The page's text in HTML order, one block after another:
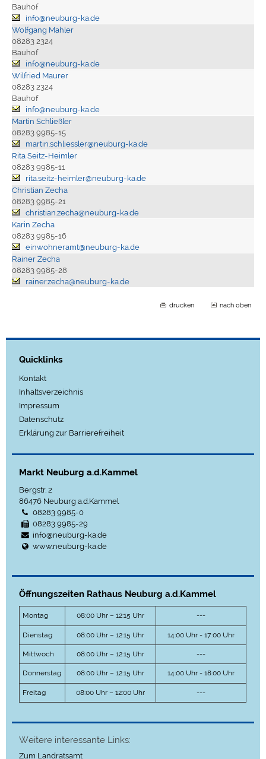
Bauhof
info@neuburg-ka.de
Wolfgang Mahler
08283 2324
Bauhof
info@neuburg-ka.de
Wilfried Maurer
08283 2324
Bauhof
info@neuburg-ka.de
Martin Schließler
08283 9985-15
martin.schliessler@neuburg-ka.de
Rita Seitz-Heimler
08283 9985-11
rita.seitz-heimler@neuburg-ka.de
Christian Zecha
08283 9985-21
christian.zecha@neuburg-ka.de
Karin Zecha
08283 9985-16
einwohneramt@neuburg-ka.de
Rainer Zecha
08283 9985-28
rainer.zecha@neuburg-ka.de
drucken nach oben
Quicklinks
Kontakt
Inhaltsverzeichnis
Impressum
Datenschutz
Erklärung zur Barrierefreiheit
Markt Neuburg a.d.Kammel
Bergstr. 2
86476 Neuburg a.d.Kammel
08283 9985-0
08283 9985-29
info@neuburg-ka.de
www.neuburg-ka.de
Öffnungszeiten Rathaus Neuburg a.d.Kammel
Montag 08:00 Uhr – 12:15 Uhr ---
Dienstag 08:00 Uhr – 12:15 Uhr 14:00 Uhr - 17:00 Uhr
Mittwoch 08:00 Uhr – 12:15 Uhr ---
Donnerstag 08:00 Uhr – 12:15 Uhr 14:00 Uhr - 18:00 Uhr
Freitag 08:00 Uhr – 12:00 Uhr ---
Weitere interessante Links:
Zum Landratsamt